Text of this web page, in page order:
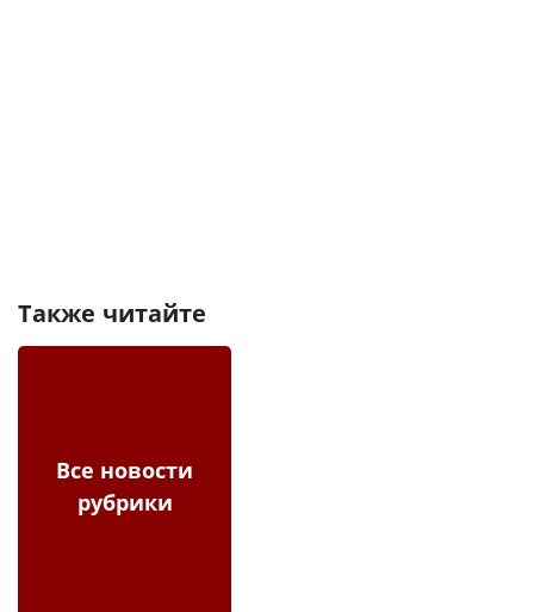
Также читайте
Все новости
рубрики